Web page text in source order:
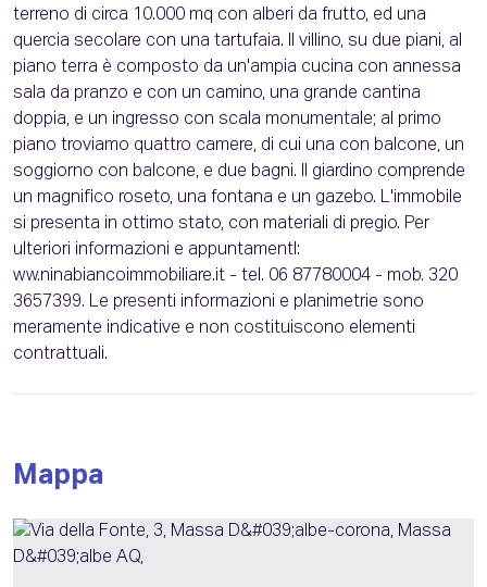
terreno di circa 10.000 mq con alberi da frutto, ed una
quercia secolare con una tartufaia. Il villino, su due piani, al
piano terra è composto da un'ampia cucina con annessa
sala da pranzo e con un camino, una grande cantina
doppia, e un ingresso con scala monumentale; al primo
piano troviamo quattro camere, di cui una con balcone, un
soggiorno con balcone, e due bagni. Il giardino comprende
un magnifico roseto, una fontana e un gazebo. L'immobile
si presenta in ottimo stato, con materiali di pregio. Per
ulteriori informazioni e appuntamentI:
ww.ninabiancoimmobiliare.it - tel. 06 87780004 - mob. 320
3657399. Le presenti informazioni e planimetrie sono
meramente indicative e non costituiscono elementi
contrattuali.
Mappa